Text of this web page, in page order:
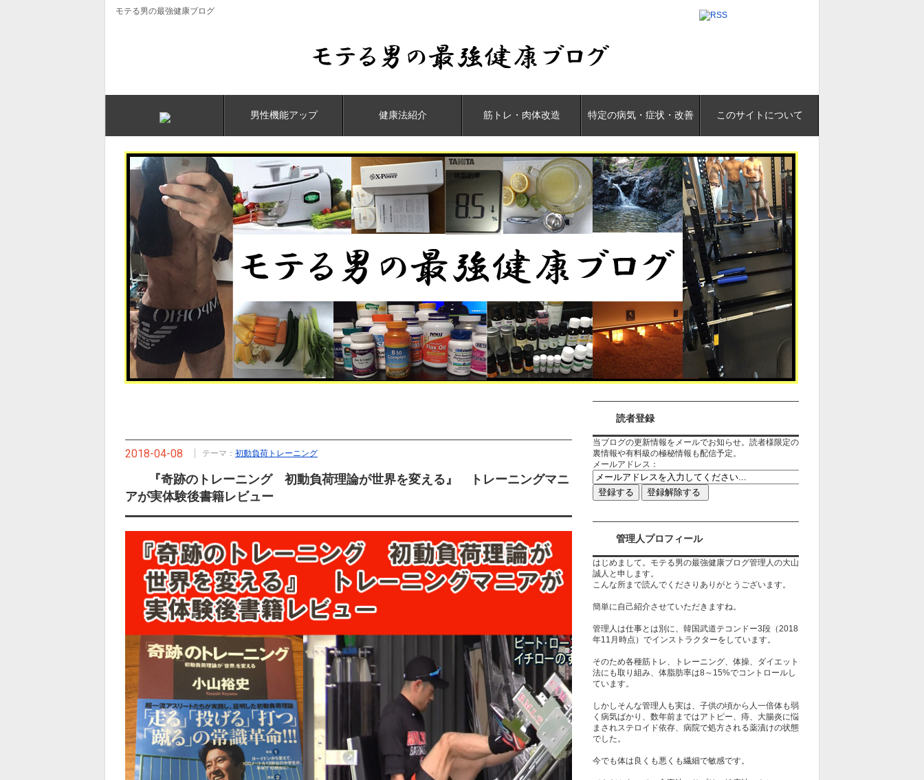
モテる男の最強健康ブログ
男性機能アップ 健康法紹介 筋トレ・肉体改造 特定の病気・症状・改善 このサイトについて
『奇跡のトレーニング 初動負荷理論が世界を変える』 トレーニングマニ
アが実体験後書籍レビュー
2018-04-08 テーマ： 初動負荷トレーニング
読者登録
当ブログの更新情報をメールでお知らせ。読者様限定の
裏情報や有料級の極秘情報も配信予定。
メールアドレス：
管理人プロフィール
はじめまして。モテる男の最強健康ブログ管理人の大山
誠人と申します。
こんな所まで読んでくださりありがとうございます。
簡単に自己紹介させていただきますね。
管理人は仕事とは別に、韓国武道テコンドー3段（2018
年11月時点）でインストラクターをしています。
そのため各種筋トレ、トレーニング、体操、ダイエット
法にも取り組み、体脂肪率は8～15%でコントロールし
ています。
しかしそんな管理人も実は、子供の頃から人一倍体も弱
く病気ばかり、数年前まではアトピー、痔、大腸炎に悩
まされステロイド依存、病院で処方される薬漬けの状態
でした。
今でも体は良くも悪くも繊細で敏感です。